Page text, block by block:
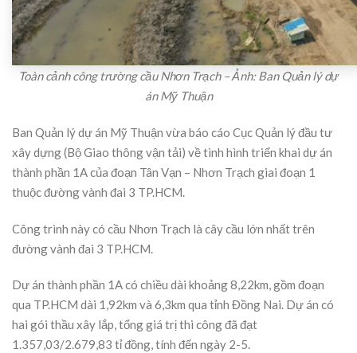
Toàn cảnh công trường cầu Nhơn Trạch – Ảnh: Ban Quản lý dự
án Mỹ Thuận
Ban Quản lý dự án Mỹ Thuận vừa báo cáo Cục Quản lý đầu tư
xây dựng (Bộ Giao thông vận tải) về tình hình triển khai dự án
thành phần 1A của đoạn Tân Vạn – Nhơn Trạch giai đoạn 1
thuộc đường vành đai 3 TP.HCM.
Công trình này có cầu Nhơn Trạch là cây cầu lớn nhất trên
đường vành đai 3 TP.HCM.
Dự án thành phần 1A có chiều dài khoảng 8,22km, gồm đoạn
qua TP.HCM dài 1,92km và 6,3km qua tỉnh Đồng Nai. Dự án có
hai gói thầu xây lắp, tổng giá trị thi công đã đạt
1.357,03/2.679,83 tỉ đồng, tính đến ngày 2-5.